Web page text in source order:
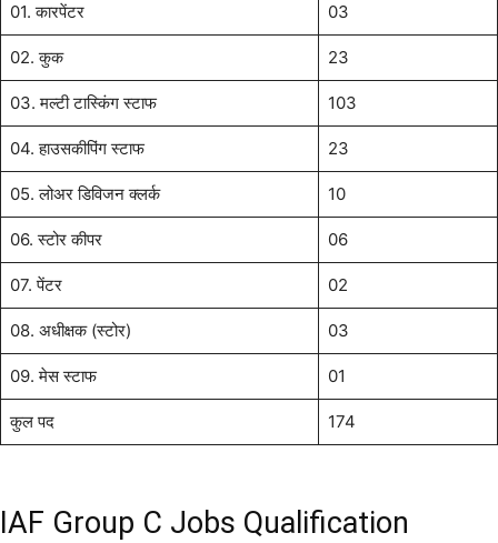
01. कारपेंटर 03
02. कुक 23
03. मल्टी टास्किंग स्टाफ 103
04. हाउसकीपिंग स्टाफ 23
05. लोअर डिविजन क्लर्क 10
06. स्टोर कीपर 06
07. पेंटर 02
08. अधीक्षक (स्टोर) 03
09. मेस स्टाफ 01
कुल पद 174
IAF Group C Jobs Qualification